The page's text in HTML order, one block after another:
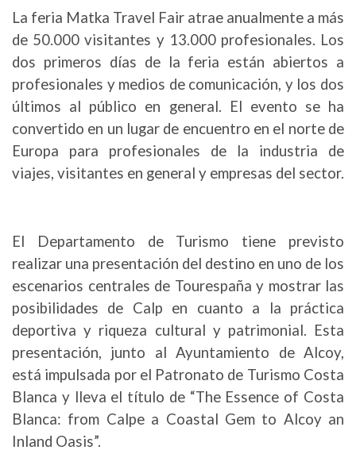
La feria Matka Travel Fair atrae anualmente a más
de 50.000 visitantes y 13.000 profesionales. Los
dos primeros días de la feria están abiertos a
profesionales y medios de comunicación, y los dos
últimos al público en general. El evento se ha
convertido en un lugar de encuentro en el norte de
Europa para profesionales de la industria de
viajes, visitantes en general y empresas del sector.
El Departamento de Turismo tiene previsto
realizar una presentación del destino en uno de los
escenarios centrales de Tourespaña y mostrar las
posibilidades de Calp en cuanto a la práctica
deportiva y riqueza cultural y patrimonial. Esta
presentación, junto al Ayuntamiento de Alcoy,
está impulsada por el Patronato de Turismo Costa
Blanca y lleva el título de “The Essence of Costa
Blanca: from Calpe a Coastal Gem to Alcoy an
Inland Oasis”.